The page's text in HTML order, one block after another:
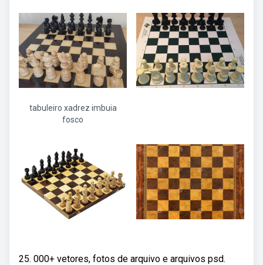
tabuleiro xadrez imbuia
fosco
25. 000+ vetores, fotos de arquivo e arquivos psd.